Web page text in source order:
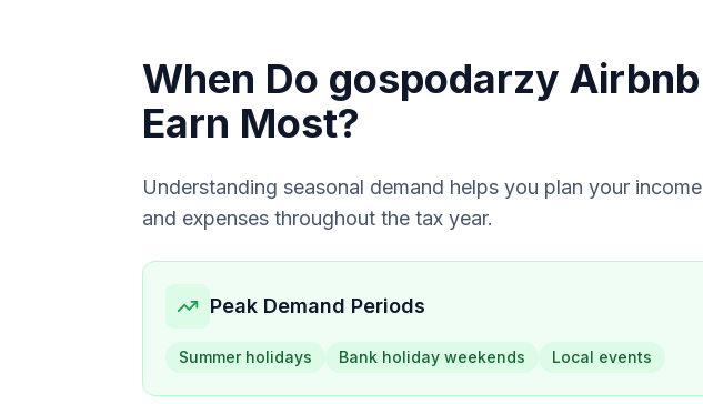
When Do gospodarzy Airbnb
Earn Most?
Understanding seasonal demand helps you plan your income
and expenses throughout the tax year.
Peak Demand Periods
Summer holidays Bank holiday weekends Local events